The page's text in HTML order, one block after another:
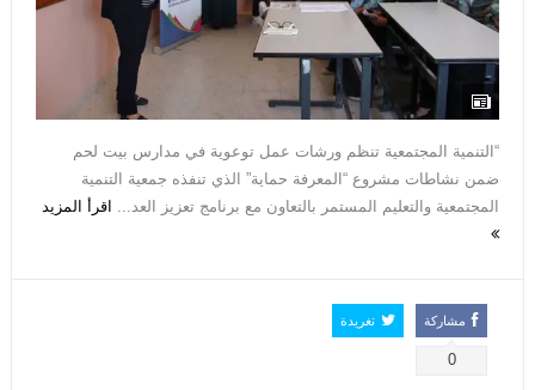
“التنمية المجتمعية تنظم ورشات عمل توعوية في مدارس بيت لحم
ضمن نشاطات مشروع “المعرفة حماية” الذي تنفذه جمعية التنمية
المجتمعية والتعليم المستمر بالتعاون مع برنامج تعزيز العد...
اقرأ المزيد
مشاركة
0
تغريدة